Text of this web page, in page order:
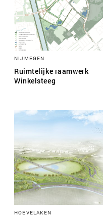
NIJMEGEN
Ruimtelijke raamwerk
Winkelsteeg
HOEVELAKEN